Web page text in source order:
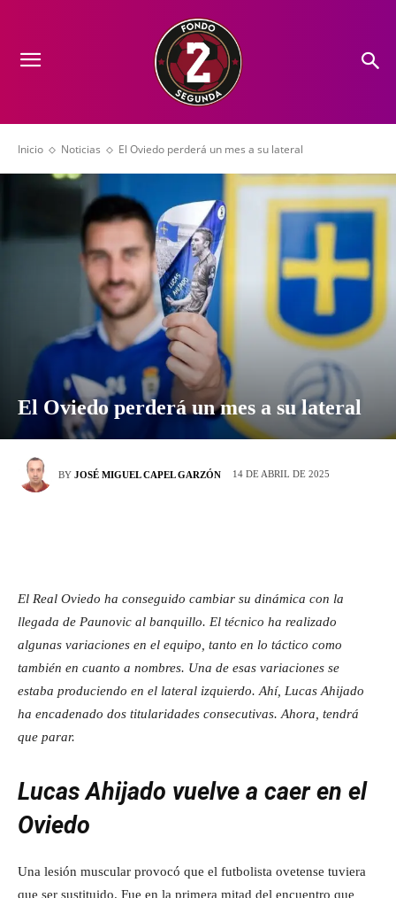
Inicio Noticias El Oviedo perderá un mes a su lateral
El Oviedo perderá un mes a su lateral
BY JOSÉ MIGUEL CAPEL GARZÓN 14 DE ABRIL DE 2025
El Real Oviedo ha conseguido cambiar su dinámica con la
llegada de Paunovic al banquillo. El técnico ha realizado
algunas variaciones en el equipo, tanto en lo táctico como
también en cuanto a nombres. Una de esas variaciones se
estaba produciendo en el lateral izquierdo. Ahí, Lucas Ahijado
ha encadenado dos titularidades consecutivas. Ahora, tendrá
que parar.
Lucas Ahijado vuelve a caer en el
Oviedo
Una lesión muscular provocó que el futbolista ovetense tuviera
que ser sustituido. Fue en la primera mitad del encuentro que